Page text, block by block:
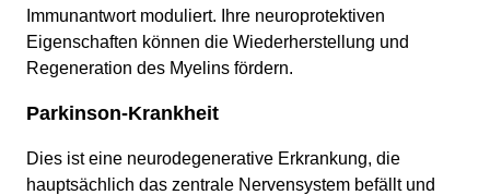
Immunantwort moduliert. Ihre neuroprotektiven
Eigenschaften können die Wiederherstellung und
Regeneration des Myelins fördern.
Parkinson-Krankheit
Dies ist eine neurodegenerative Erkrankung, die
hauptsächlich das zentrale Nervensystem befällt und